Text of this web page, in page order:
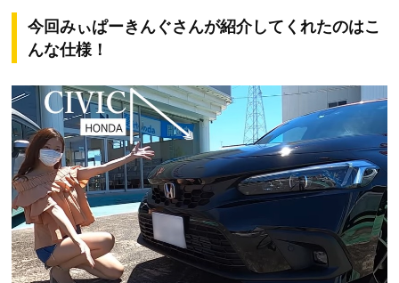
今回みぃぱーきんぐさんが紹介してくれたのはこ
んな仕様！